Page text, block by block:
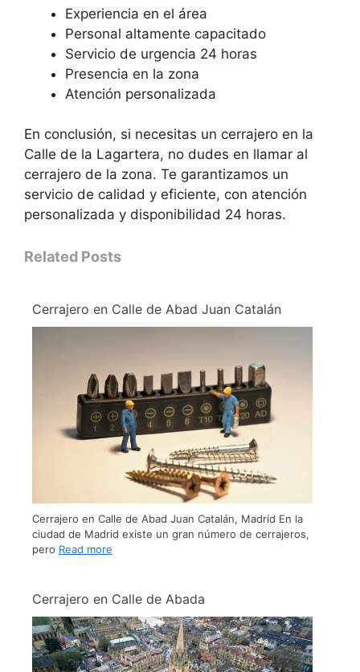
Experiencia en el área
Personal altamente capacitado
Servicio de urgencia 24 horas
Presencia en la zona
Atención personalizada
En conclusión, si necesitas un cerrajero en la
Calle de la Lagartera, no dudes en llamar al
cerrajero de la zona. Te garantizamos un
servicio de calidad y eficiente, con atención
personalizada y disponibilidad 24 horas.
Related Posts
Cerrajero en Calle de Abad Juan Catalán
Cerrajero en Calle de Abad Juan Catalán, Madrid En la
ciudad de Madrid existe un gran número de cerrajeros,
pero Read more
Cerrajero en Calle de Abada